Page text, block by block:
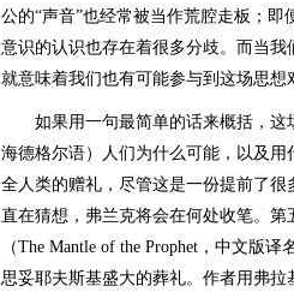
公的“声音”也经常被当作荒腔走板；
意识的认识也存在着很多分歧。而当我
就意味着我们也有可能参与到这场思想
如果用一句最简单的话来概括，这
海德格尔语）人们为什么可能，以及
全人类的赠礼，尽管这是一份提前了
直在猜想，弗兰克将会在何处收笔。第
（The Mantle of the Prophet，中文版
思妥耶夫斯基盛大的葬礼。作者用弗